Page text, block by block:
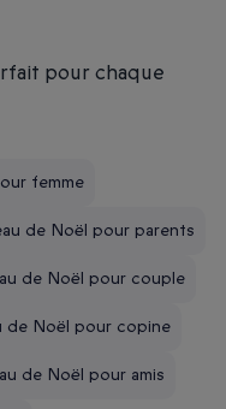
pour chaque
femme
de Noël pour parents
de Noël pour couple
de Noël pour copine
de Noël pour amis